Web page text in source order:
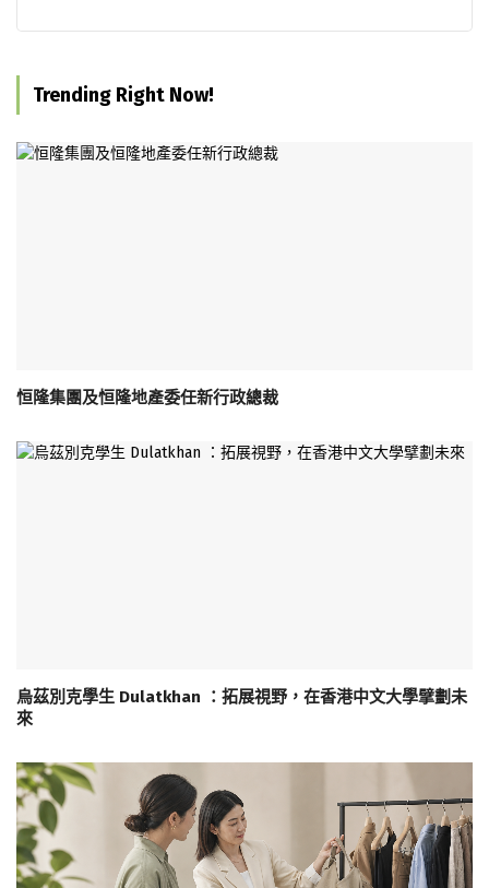
Trending Right Now!
恒隆集團及恒隆地產委任新行政總裁
烏茲別克學生 Dulatkhan ：拓展視野，在香港中文大學擘劃未
來